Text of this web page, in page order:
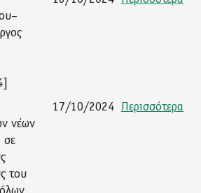
νέων
σε
του
17/10/2024 Περισσότερα